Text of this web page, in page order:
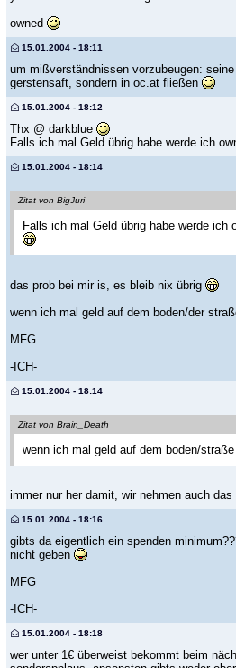
owned
15.01.2004 - 18:11
um mißverständnissen vorzubeugen:
gerstensaft, sondern in oc.at fließen
15.01.2004 - 18:12
Thx @ darkblue
Falls ich mal Geld übrig habe werde ich
15.01.2004 - 18:14
Zitat von BigJuri
Falls ich mal Geld übrig habe werde ich
das prob bei mir is, es bleib nix übrig
wenn ich mal geld auf dem boden/der
MFG
-ICH-
15.01.2004 - 18:14
Zitat von Brain_Death
wenn ich mal geld auf dem boden/
immer nur her damit, wir nehmen auch
15.01.2004 - 18:16
gibts da eigentlich ein spenden
nicht geben
MFG
-ICH-
15.01.2004 - 18:18
wer unter 1€ überweist bekommt beim